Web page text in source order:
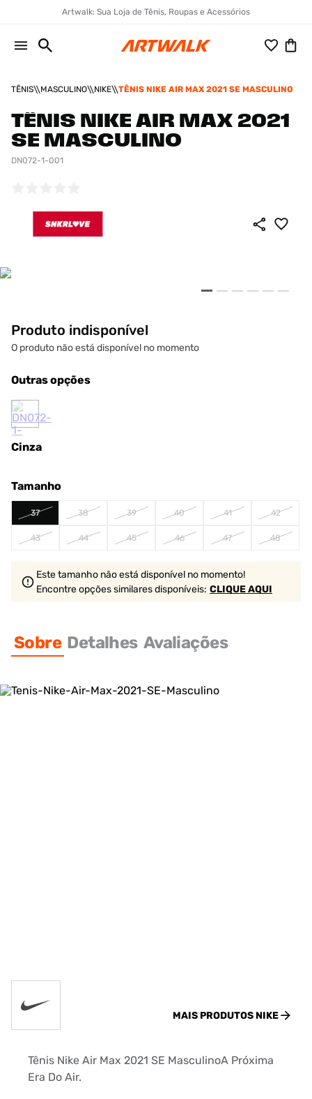
Artwalk: Sua Loja de Tênis, Roupas e Acessórios
TÊNIS MASCULINO NIKE TÊNIS NIKE AIR MAX 2021 SE MASCULINO
TÊNIS NIKE AIR MAX 2021
SE MASCULINO
DN072-1-001
Produto indisponível
O produto não está disponível no momento
Outras opções
Cinza
Tamanho
37 38 39 40 41 42
43 44 45 46 47 48
Este tamanho não está disponível no momento!
Encontre opções similaresdisponíveis: CLIQUE AQUI
Sobre Detalhes Avaliações
MAIS PRODUTOS NIKE
Tênis Nike Air Max 2021 SE MasculinoA Próxima
Era Do Air.